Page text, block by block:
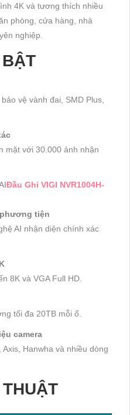
4K và tương thích nhiều
phòng, cửa hàng, nhà
nghiệp.
vệ vành đai, SMD Plus,
mặt với 30.000 ảnh nhận
Đầu Ghi VIGI NVR1004H-
tiện
AI nhận diện chính xác
8K và VGA Full HD.
tối đa 20TB mỗi ổ.
camera
Hanwha và nhiều dòng